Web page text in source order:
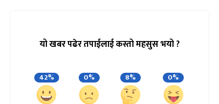
यो खबर पढेर तपाईलाई कस्तो महसुस भयो ?
42% 0% 8% 0%